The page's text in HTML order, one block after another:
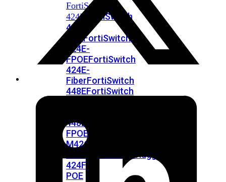
FortiSwitch
424E
FortiSwitch
424E-
FortiSwitch
424E-
FPOEFortiSwitch
424E-
FiberFortiSwitch
448EFortiSwitch
448E-
FPOE
M426E-
FortiSwitchRugged
424F-
POE